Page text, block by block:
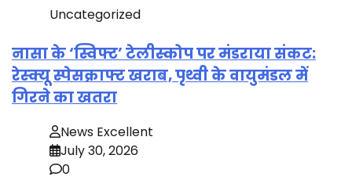
Uncategorized
नासा के ‘स्विफ्ट’ टेलीस्कोप पर मंडराया संकट:
रेस्क्यू स्पेसक्राफ्ट खराब, पृथ्वी के वायुमंडल में
गिरने का खतरा
News Excellent
July 30, 2026
0